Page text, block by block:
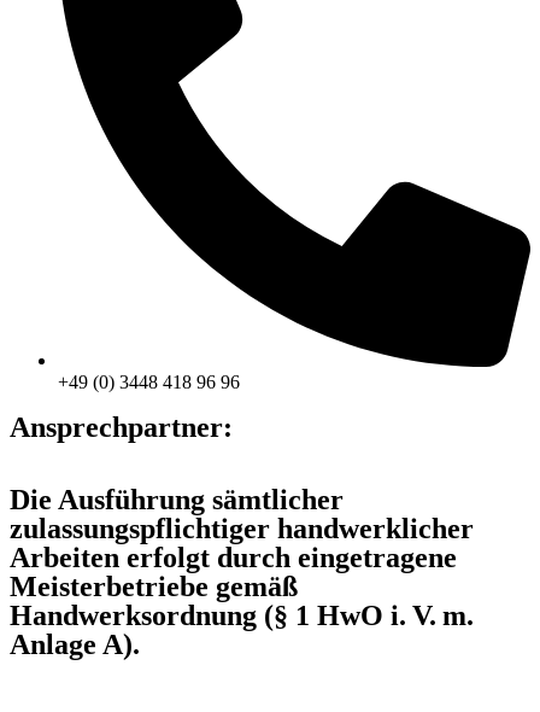
+49 (0) 3448 418 96 96
Ansprechpartner:
Die Ausführung sämtlicher
zulassungspflichtiger handwerklicher
Arbeiten erfolgt durch eingetragene
Meisterbetriebe gemäß
Handwerksordnung (§ 1 HwO i. V. m.
Anlage A).